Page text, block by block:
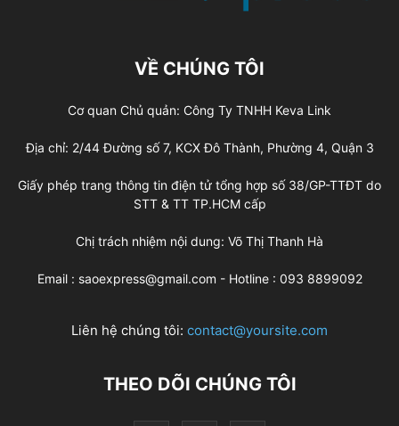
VỀ CHÚNG TÔI
Cơ quan Chủ quản: Công Ty TNHH Keva Link
Địa chỉ: 2/44 Đường số 7, KCX Đô Thành, Phường 4, Quận 3
Giấy phép trang thông tin điện tử tổng hợp số 38/GP-TTĐT do
STT & TT TP.HCM cấp
Chị trách nhiệm nội dung: Võ Thị Thanh Hà
Email : saoexpress@gmail.com - Hotline : 093 8899092
Liên hệ chúng tôi: contact@yoursite.com
THEO DÕI CHÚNG TÔI